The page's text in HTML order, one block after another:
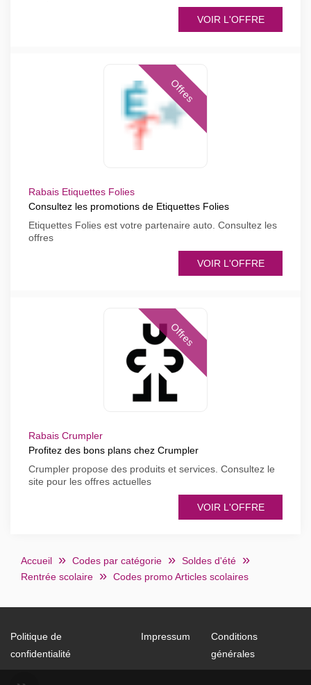
VOIR L'OFFRE
Offres
Rabais Etiquettes Folies
Consultez les promotions de Etiquettes Folies
Etiquettes Folies est votre partenaire auto. Consultez les
offres
VOIR L'OFFRE
Offres
Rabais Crumpler
Profitez des bons plans chez Crumpler
Crumpler propose des produits et services. Consultez le
site pour les offres actuelles
VOIR L'OFFRE
Accueil Codes par catégorie
Soldes d'été
Rentrée scolaire
Codes promo Articles scolaires
Politique de
confidentialité
Impressum
Conditions
générales